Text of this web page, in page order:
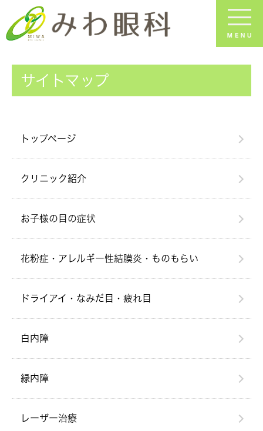
サイトマップ
トップページ
クリニック紹介
お子様の目の症状
花粉症・アレルギー性結膜炎・ものもらい
ドライアイ・なみだ目・疲れ目
白内障
緑内障
レーザー治療